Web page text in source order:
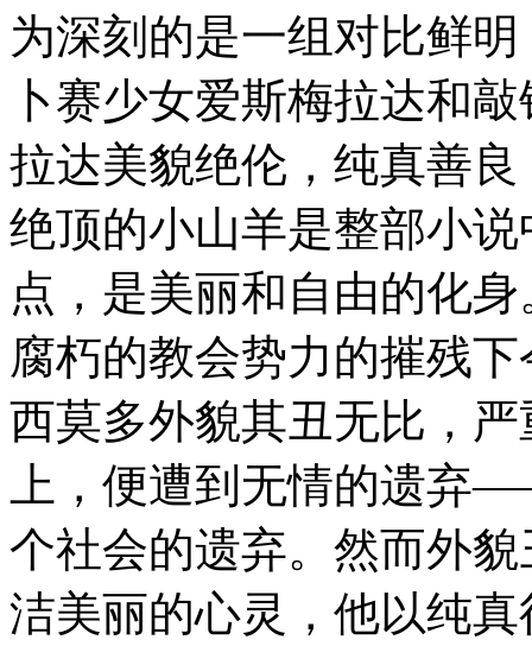
为深刻的是一组对比鲜
卜赛少女爱斯梅拉达和
拉达美貌绝伦，纯真善
绝顶的小山羊是整部小
点，是美丽和自由的化
腐朽的教会势力的摧残
西莫多外貌其丑无比，
上，便遭到无情的遗弃
个社会的遗弃。然而外
洁美丽的心灵，他以纯